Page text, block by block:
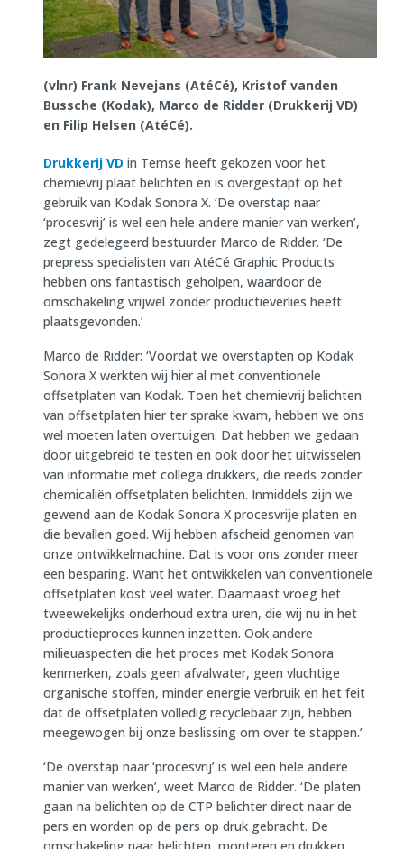
(vlnr) Frank Nevejans (AtéCé), Kristof vanden
Bussche (Kodak), Marco de Ridder (Drukkerij VD)
en Filip Helsen (AtéCé).
Drukkerij VD in Temse heeft gekozen voor het
chemievrij plaat belichten en is overgestapt op het
gebruik van Kodak Sonora X. ‘De overstap naar
‘procesvrij’ is wel een hele andere manier van werken’,
zegt gedelegeerd bestuurder Marco de Ridder. ‘De
prepress specialisten van AtéCé Graphic Products
hebben ons fantastisch geholpen, waardoor de
omschakeling vrijwel zonder productieverlies heeft
plaatsgevonden.’
Marco de Ridder: ‘Voordat we overstapten op Kodak
Sonora X werkten wij hier al met conventionele
offsetplaten van Kodak. Toen het chemievrij belichten
van offsetplaten hier ter sprake kwam, hebben we ons
wel moeten laten overtuigen. Dat hebben we gedaan
door uitgebreid te testen en ook door het uitwisselen
van informatie met collega drukkers, die reeds zonder
chemicaliën offsetplaten belichten. Inmiddels zijn we
gewend aan de Kodak Sonora X procesvrije platen en
die bevallen goed. Wij hebben afscheid genomen van
onze ontwikkelmachine. Dat is voor ons zonder meer
een besparing. Want het ontwikkelen van conventionele
offsetplaten kost veel water. Daarnaast vroeg het
tweewekelijks onderhoud extra uren, die wij nu in het
productieproces kunnen inzetten. Ook andere
milieuaspecten die het proces met Kodak Sonora
kenmerken, zoals geen afvalwater, geen vluchtige
organische stoffen, minder energie verbruik en het feit
dat de offsetplaten volledig recyclebaar zijn, hebben
meegewogen bij onze beslissing om over te stappen.’
‘De overstap naar ‘procesvrij’ is wel een hele andere
manier van werken’, weet Marco de Ridder. ‘De platen
gaan na belichten op de CTP belichter direct naar de
pers en worden op de pers op druk gebracht. De